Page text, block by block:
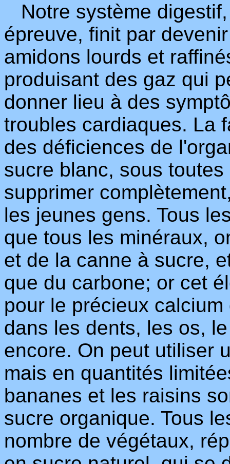
Notre système
épreuve, finit par
amidons lourds et
produisant des gaz qui
donner lieu à des
troubles cardiaques. La
des déficiences de
sucre blanc, sous
supprimer
les jeunes gens. Tous
que tous les minéraux,
et de la canne à sucre,
que du carbone; or cet
pour le précieux
dans les dents, les os,
encore. On peut utiliser
mais en quantités
bananes et les raisins
sucre organique. Tous
nombre de végétaux,